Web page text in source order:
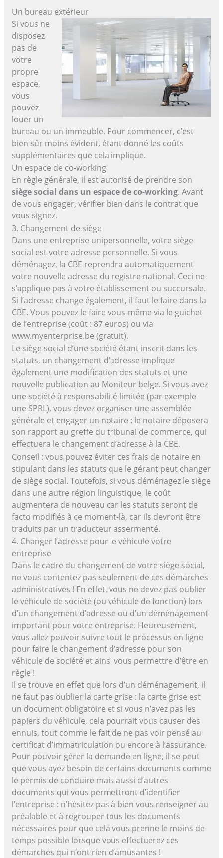
Un bureau extérieur
Si vous ne
disposez
pas de
votre
propre
espace,
vous
pouvez
louer un
bureau ou un immeuble. Pour commencer, c’est
bien sûr moins évident, étant donné les coûts
supplémentaires que cela implique.
Un espace de co-working
En règle générale, il est autorisé de prendre son
siège social dans un espace de co-working. Avant
de vous engager, vérifier bien dans le contrat que
vous signez.
3. Changement de siège
Dans une entreprise unipersonnelle, votre siège
social est votre adresse personnelle. Si vous
déménagez, la CBE reprendra automatiquement
votre nouvelle adresse du registre national. Ceci ne
s’applique pas à votre établissement ou succursale.
Si l’adresse change également, il faut le faire dans la
CBE. Vous pouvez le faire vous-même via le guichet
de l’entreprise (coût : 87 euros) ou via
www.myenterprise.be (gratuit).
Le siège social d’une société étant inscrit dans les
statuts, un changement d’adresse implique
également une modification des statuts et une
nouvelle publication au Moniteur belge. Si vous avez
une société à responsabilité limitée (par exemple
une SPRL), vous devez organiser une assemblée
générale et engager un notaire : le notaire déposera
son rapport au greffe du tribunal de commerce, qui
effectuera le changement d’adresse à la CBE.
Conseil : vous pouvez éviter ces frais de notaire en
stipulant dans les statuts que le gérant peut changer
de siège social. Toutefois, si vous déménagez le siège
dans une autre région linguistique, le coût
augmentera de nouveau car les statuts seront de
facto modifiés à ce moment-là, car ils devront être
traduits par un traducteur assermenté.
4. Changer l’adresse pour le véhicule votre
entreprise
Dans le cadre du changement de votre siège social,
ne vous contentez pas seulement de ces démarches
administratives ! En effet, vous ne devez pas oublier
le véhicule de société (ou véhicule de fonction) lors
d’un changement d’adresse ou d’un déménagement
important pour votre entreprise. Heureusement,
vous allez pouvoir suivre tout le processus en ligne
pour faire le changement d’adresse pour son
véhicule de société et ainsi vous permettre d’être en
règle !
Il se trouve en effet que lors d’un déménagement, il
ne faut pas oublier la carte grise : la carte grise est
un document obligatoire et si vous n’avez pas les
papiers du véhicule, cela pourrait vous causer des
ennuis, tout comme le fait de ne pas voir pensé au
certificat d’immatriculation ou encore à l’assurance.
Pour pouvoir gérer la demande en ligne, il se peut
que vous ayez besoin de certains documents comme
le permis de conduire mais aussi d’autres
documents qui vous permettront d’identifier
l’entreprise : n’hésitez pas à bien vous renseigner au
préalable et à regrouper tous les documents
nécessaires pour que cela vous prenne le moins de
temps possible lorsque vous effectuerez ces
démarches qui n’ont rien d’amusantes !